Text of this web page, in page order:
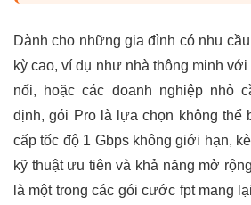
Dành cho những gia đình có nhu
kỳ cao, ví dụ như nhà thông minh
nối, hoặc các doanh nghiệp nhỏ
định, gói Pro là lựa chọn không thể
cấp tốc độ 1 Gbps không giới hạn,
kỹ thuật ưu tiên và khả năng mở
là một trong các gói cước fpt mang